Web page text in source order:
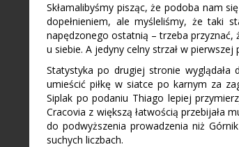
Skłamalibyśmy pisząc, że podoba nam
dopełnieniem, ale myśleliśmy, że taki
napędzonego ostatnią – trzeba przyznać,
u siebie. A jedyny celny strzał w
Statystyka po drugiej stronie
umieścić piłkę w siatce po karnym za
Siplak po podaniu Thiago lepiej
Cracovia z większą łatwością przebijała
do podwyższenia prowadzenia niż
suchych liczbach.